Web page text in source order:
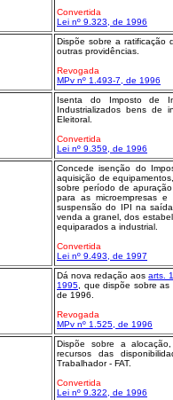
Convertida
Lei nº 9.323, de 1996
Dispõe sobre a ratificação
outras providências.
Revogada
MPv nº 1.493-7, de 1996
Isenta do Imposto de
Industrializados bens de
Eleitoral.
Convertida
Lei nº 9.359, de 1996
Concede isenção do
aquisição de
sobre período de
para as microempresas
suspensão do IPI na
venda a granel, dos
equiparados a industrial.
Convertida
Lei nº 9.493, de 1997
Dá nova redação aosarts.
1995 , que dispõe sobre
de 1996.
Revogada
MPv nº 1.525, de 1996
Dispõe sobre a
recursos das
Trabalhador - FAT.
Convertida
Lei nº 9.322, de 1996